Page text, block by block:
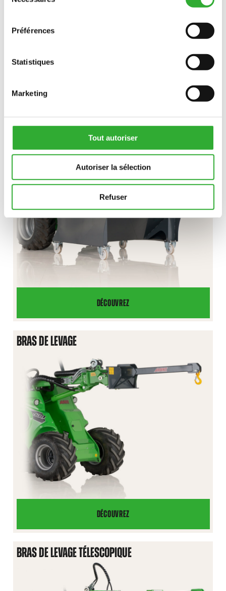
Préférences
Statistiques
Marketing
Tout autoriser
Autoriser la sélection
Refuser
BOIS
GODET CONTENEUR
DÉCOUVREZ
GODET
CONTENEUR
BRAS DE LEVAGE
DÉCOUVREZ
BRAS
DE
LEVAGE
BRAS DE LEVAGE TÉLESCOPIQUE